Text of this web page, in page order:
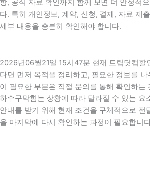
항, 공식 자료 확인까지 함께 보면 더 안정적
다. 특히 개인정보, 계약, 신청, 결제, 자료 제
세부 내용을 충분히 확인해야 합니다.
2026년06월21일 15시47분 현재 트립닷컴할
다면 먼저 목적을 정리하고, 필요한 정보를
이 필요한 부분은 직접 문의를 통해 확인하는
하수구막힘는 상황에 따라 달라질 수 있는 요
안내를 받기 위해 현재 조건을 구체적으로 전
을 마지막에 다시 확인하는 과정이 필요합니